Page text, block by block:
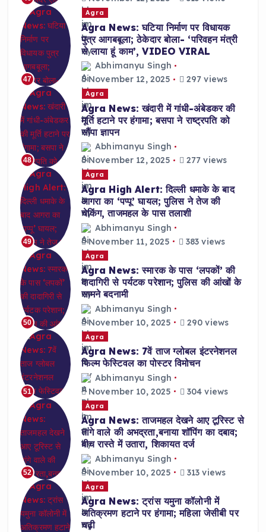
47
Agra
Agra News: घटिया निर्माण पर विधायक
पुत्र आगबबूला; ठेकेदार बोला- ‘परिवहन मंत्री
से लाया हूं काम’, VIDEO VIRAL
Abhimanyu Singh
November 12, 2025
297 views
48
Agra
Agra News: खंदारी में गांधी-अंबेडकर की
मूर्ति हटाने पर हंगामा; बसपा ने राष्ट्रपति को
सौंपा ज्ञापन
Abhimanyu Singh
November 12, 2025
277 views
49
Agra
Agra High Alert: दिल्ली धमाके के बाद
आगरा का ‘पप्पू’ घायल; पुलिस ने तेज की
चेकिंग, ताजमहल के पास तलाशी
Abhimanyu Singh
November 11, 2025
383 views
50
Agra
Agra News: स्मारक के पास ‘लपकों’ की
दादागिरी से पर्यटक परेशान; पुलिस की आंखों के
सामने बदनामी
Abhimanyu Singh
November 10, 2025
290 views
51
Agra
Agra News: 7वें ताज ग्लोबल इंटरनेशनल
फिल्म फेस्टिवल का पोस्टर विमोचन
Abhimanyu Singh
November 10, 2025
304 views
52
Agra
Agra News: ताजमहल देखने आए टूरिस्ट से
तांगे वाले की अभद्रता,बनाया शॉपिंग का दबाव;
बीच रास्ते में उतारा, शिकायत दर्ज
Abhimanyu Singh
November 10, 2025
313 views
Agra
Agra News: ट्रांस यमुना कॉलोनी में
अतिक्रमण हटाने पर हंगामा; महिला जेसीबी पर
चढ़ी